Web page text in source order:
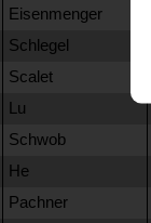
Eisenmenger
Schlegel
Scalet
Lu
Schwob
He
Pachner